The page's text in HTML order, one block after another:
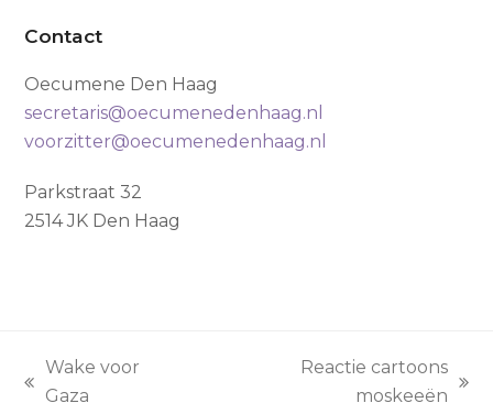
Contact
Oecumene Den Haag
secretaris@oecumenedenhaag.nl
voorzitter@oecumenedenhaag.nl
Parkstraat 32
2514 JK Den Haag
previous
Wake voor
Gaza
Reactie cartoons
moskeeën